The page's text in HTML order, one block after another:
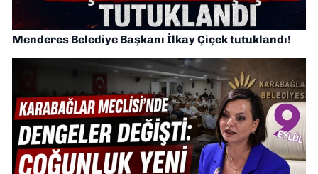
Menderes Belediye Başkanı İlkay Çiçek tutuklandı!